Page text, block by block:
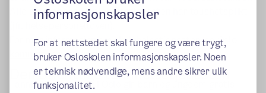
informasjonskapsler
For at nettstedet skal fungere og være trygt,
bruker Osloskolen informasjonskapsler. Noen
er teknisk nødvendige, mens andre sikrer ulik
funksjonalitet.
Alle som jobber i skolehelsetjenesten har taushetsplikt
(jfr. helsepersonelloven).
For mer informasjon om skolehelsetjenesten,se Oslo
kommunes nettsider
(ekstern lenke)
Den offentlige tannhelsetjenesten
Tannhelsetjenesten i Oslo gir barn og ungdom gratis